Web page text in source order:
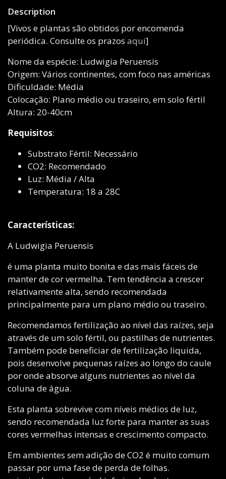
Description
[Vivos e plantas são obtidos por encomenda
periódica. Consulte os prazos aqui]
Nome da espécie: Ludwigia Peruensis
Origem: Vários continentes, com foco nas américas
Dificuldade: Média
Colocação: Plano médio ou traseiro, em solo fértil
Altura: 20-40cm
Requisitos:
Substrato Fértil: Necessário
CO2: Recomendado
Luz: Média / Alta
Temperatura: 18 a 28C
Características:
A Ludwigia Peruensis
é uma planta muito bonita e das mais fáceis de
manter de cor vermelha. Tem tendência a crescer
relativamente alta, sendo recomendada
principalmente para um plano médio ou traseiro.
Recomendamos fertilização ao nível das raízes, seja
através de um solo fértil, ou pastilhas de nutrientes.
Também pode beneficiar de fertilização liquida,
pois desenvolve pequenas raízes ao longo do caule
por onde absorve alguns nutrientes ao nível da
coluna de água.
Esta planta sobrevive com níveis médios de luz,
sendo recomendada luz forte para manter as suas
cores vermelhas intensas e crescimento compacto.
Em ambientes sem adição de CO2 é muito comum
passar por uma fase de perda de folhas.